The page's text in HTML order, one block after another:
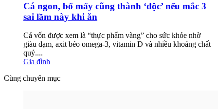
Cá ngon, bổ mấy cũng thành ‘độc’ nếu mắc 3
sai lầm này khi ăn
Cá vốn được xem là “thực phẩm vàng” cho sức khỏe nhờ
giàu đạm, axit béo omega-3, vitamin D và nhiều khoáng chất
quý....
Gia đình
Cùng chuyên mục